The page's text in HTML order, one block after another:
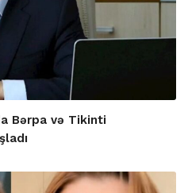
Bərpa və Tikinti